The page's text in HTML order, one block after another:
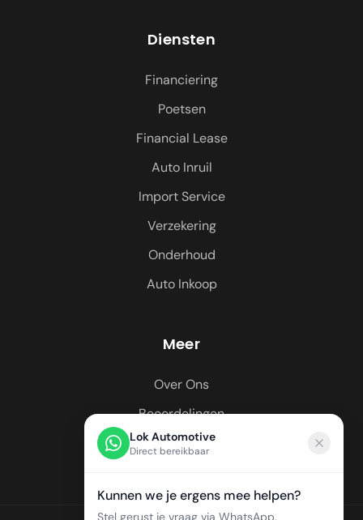
Diensten
Financiering
Poetsen
Financial Lease
Auto Inruil
Import Service
Verzekering
Onderhoud
Auto Inkoop
Meer
Over Ons
Beoordelingen
Regio's
Lok Automotive
Direct bereikbaar
Kunnen we je ergens mee helpen?
Stel gerust je vraag via WhatsApp.